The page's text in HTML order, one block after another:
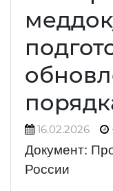
16.02.2026
Документ:
России